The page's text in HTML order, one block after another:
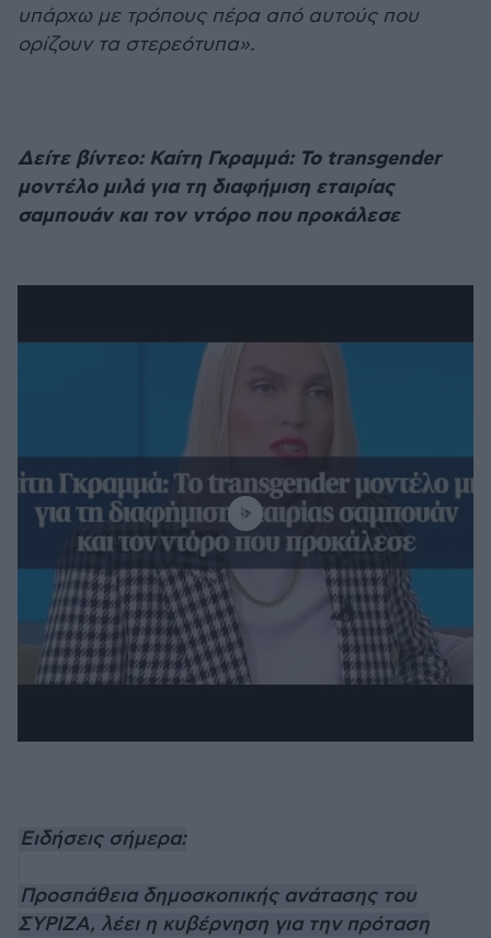
υπάρχω με τρόπους πέρα από αυτούς που
ορίζουν τα στερεότυπα».
Δείτε βίντεο: Καίτη Γκραμμά: Το transgender
μοντέλο μιλά για τη διαφήμιση εταιρίας
σαμπουάν και τον ντόρο που προκάλεσε
Ειδήσεις σήμερα:
Προσπάθεια δημοσκοπικής ανάτασης του
ΣΥΡΙΖΑ, λέει η κυβέρνηση για την πρόταση